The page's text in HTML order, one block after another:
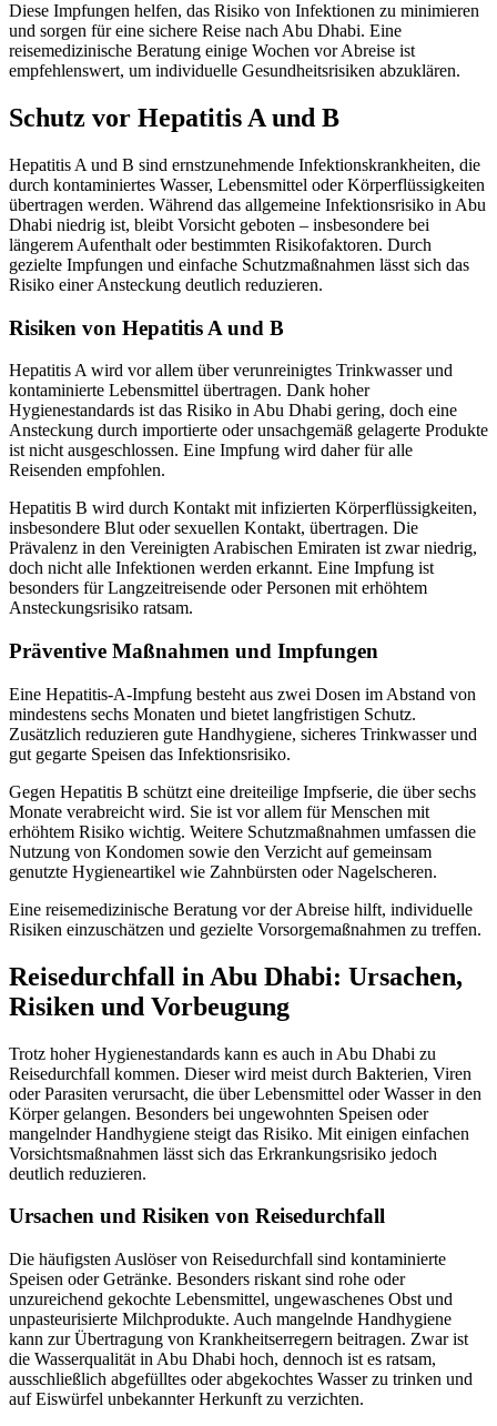
Diese Impfungen helfen, das Risiko von Infektionen zu minimieren
und sorgen für eine sichere Reise nach Abu Dhabi. Eine
reisemedizinische Beratung einige Wochen vor Abreise ist
empfehlenswert, um individuelle Gesundheitsrisiken abzuklären.
Schutz vor Hepatitis A und B
Hepatitis A und B sind ernstzunehmende Infektionskrankheiten, die
durch kontaminiertes Wasser, Lebensmittel oder Körperflüssigkeiten
übertragen werden. Während das allgemeine Infektionsrisiko in Abu
Dhabi niedrig ist, bleibt Vorsicht geboten – insbesondere bei
längerem Aufenthalt oder bestimmten Risikofaktoren. Durch
gezielte Impfungen und einfache Schutzmaßnahmen lässt sich das
Risiko einer Ansteckung deutlich reduzieren.
Risiken von Hepatitis A und B
Hepatitis A wird vor allem über verunreinigtes Trinkwasser und
kontaminierte Lebensmittel übertragen. Dank hoher
Hygienestandards ist das Risiko in Abu Dhabi gering, doch eine
Ansteckung durch importierte oder unsachgemäß gelagerte Produkte
ist nicht ausgeschlossen. Eine Impfung wird daher für alle
Reisenden empfohlen.
Hepatitis B wird durch Kontakt mit infizierten Körperflüssigkeiten,
insbesondere Blut oder sexuellen Kontakt, übertragen. Die
Prävalenz in den Vereinigten Arabischen Emiraten ist zwar niedrig,
doch nicht alle Infektionen werden erkannt. Eine Impfung ist
besonders für Langzeitreisende oder Personen mit erhöhtem
Ansteckungsrisiko ratsam.
Präventive Maßnahmen und Impfungen
Eine Hepatitis-A-Impfung besteht aus zwei Dosen im Abstand von
mindestens sechs Monaten und bietet langfristigen Schutz.
Zusätzlich reduzieren gute Handhygiene, sicheres Trinkwasser und
gut gegarte Speisen das Infektionsrisiko.
Gegen Hepatitis B schützt eine dreiteilige Impfserie, die über sechs
Monate verabreicht wird. Sie ist vor allem für Menschen mit
erhöhtem Risiko wichtig. Weitere Schutzmaßnahmen umfassen die
Nutzung von Kondomen sowie den Verzicht auf gemeinsam
genutzte Hygieneartikel wie Zahnbürsten oder Nagelscheren.
Eine reisemedizinische Beratung vor der Abreise hilft, individuelle
Risiken einzuschätzen und gezielte Vorsorgemaßnahmen zu treffen.
Reisedurchfall in Abu Dhabi: Ursachen,
Risiken und Vorbeugung
Trotz hoher Hygienestandards kann es auch in Abu Dhabi zu
Reisedurchfall kommen. Dieser wird meist durch Bakterien, Viren
oder Parasiten verursacht, die über Lebensmittel oder Wasser in den
Körper gelangen. Besonders bei ungewohnten Speisen oder
mangelnder Handhygiene steigt das Risiko. Mit einigen einfachen
Vorsichtsmaßnahmen lässt sich das Erkrankungsrisiko jedoch
deutlich reduzieren.
Ursachen und Risiken von Reisedurchfall
Die häufigsten Auslöser von Reisedurchfall sind kontaminierte
Speisen oder Getränke. Besonders riskant sind rohe oder
unzureichend gekochte Lebensmittel, ungewaschenes Obst und
unpasteurisierte Milchprodukte. Auch mangelnde Handhygiene
kann zur Übertragung von Krankheitserregern beitragen. Zwar ist
die Wasserqualität in Abu Dhabi hoch, dennoch ist es ratsam,
ausschließlich abgefülltes oder abgekochtes Wasser zu trinken und
auf Eiswürfel unbekannter Herkunft zu verzichten.